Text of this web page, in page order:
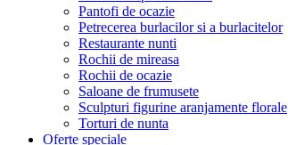
Pantofi de ocazie
Petrecerea burlacilor si a burlacitelor
Restaurante nunti
Rochii de mireasa
Rochii de ocazie
Saloane de frumusete
Sculpturi figurine aranjamente florale
Torturi de nunta
Oferte speciale